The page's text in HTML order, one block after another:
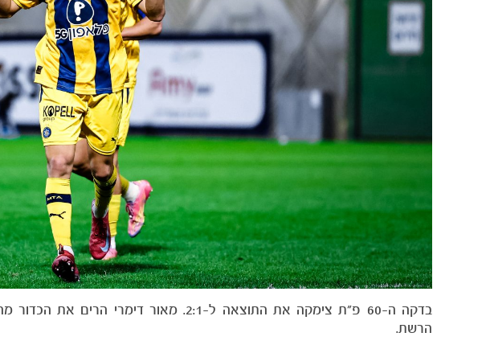
בדקה ה-60 פ״ת צימקה את התוצאה ל-2:1. מאור
הרשת.